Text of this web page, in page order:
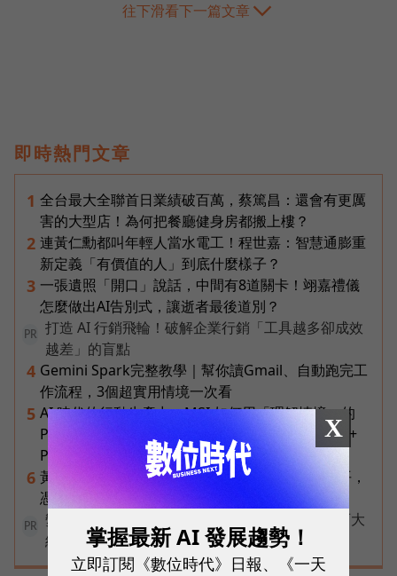
往下滑看下一篇文章
即時熱門文章
1 全台最大全聯首日業績破百萬，蔡篤昌：還會有更厲
害的大型店！為何把餐廳健身房都搬上樓？
2 連黃仁勳都叫年輕人當水電工！程世嘉：智慧通膨重
新定義「有價值的人」到底什麼樣子？
3 一張遺照「開口」說話，中間有8道關卡！翊嘉禮儀
怎麼做出AI告別式，讓逝者最後道別？
PR
打造 AI 行銷飛輪！破解企業行銷「工具越多卻成效
越差」的盲點
4 Gemini Spark完整教學｜幫你讀Gmail、自動跑完工
作流程，3個超實用情境一次看
5 AI 時代的行動生產力：MSI 如何用「理解情境」的
Prestige 14 Flip AI+ 重新定義商務筆電與 Copilot+
PC？
6 黃仁勳兆元宴永遠站最後一排！最低調的二代鄭平，
憑什麼讓台達電被市場重新定價？
PR
變動中迎戰未知，改變值得被看見！國際品牌X百大
經理人雙重肯定，展現AI時代關鍵成長力
X
掌握最新 AI 發展趨勢！
立即訂閱《數位時代》日報、《一天